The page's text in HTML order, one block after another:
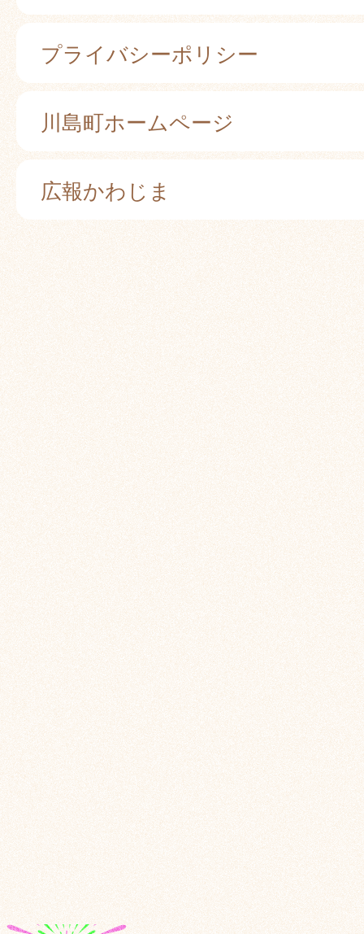
プライバシーポリシー
川島町ホームページ
広報かわじま